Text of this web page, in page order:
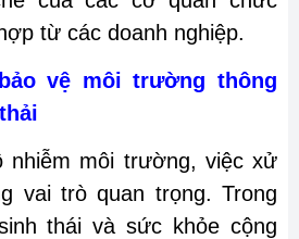
từ các doanh nghiệp.
vệ môi trường thông
nhiễm môi trường, việc xử
vai trò quan trọng. Trong
thái và sức khỏe cộng